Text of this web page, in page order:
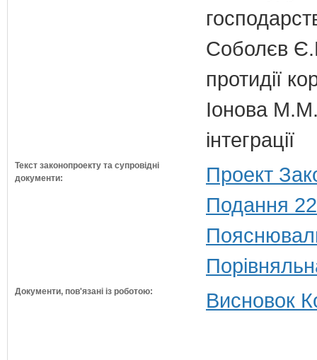
Соболєв
протидії
Іонова М.М.
інтеграції
Текст законопроекту та супровідні
документи:
Проект
Подання
Документи, пов'язані із роботою: Висновок